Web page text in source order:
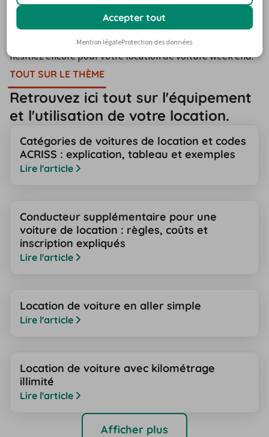
et la possibilité d'annuler votre commande sans souffrir
de pénalité, 24 heures avant la date de prise en charge,
termineront sûrement de vous convaincre si jamais vous
hésitiez encore pour votre location de voiture week end.
TOUT SUR LE THÈME
Retrouvez ici tout sur l'équipement
et l'utilisation de votre location.
Catégories de voitures de location et codes
ACRISS : explication, tableau et exemples
Lire l'article
Conducteur supplémentaire pour une
voiture de location : règles, coûts et
inscription expliqués
Lire l'article
Location de voiture en aller simple
Lire l'article
Location de voiture avec kilométrage
illimité
Lire l'article
Afficher plus
Accepter tout
Mention légaleProtection des données